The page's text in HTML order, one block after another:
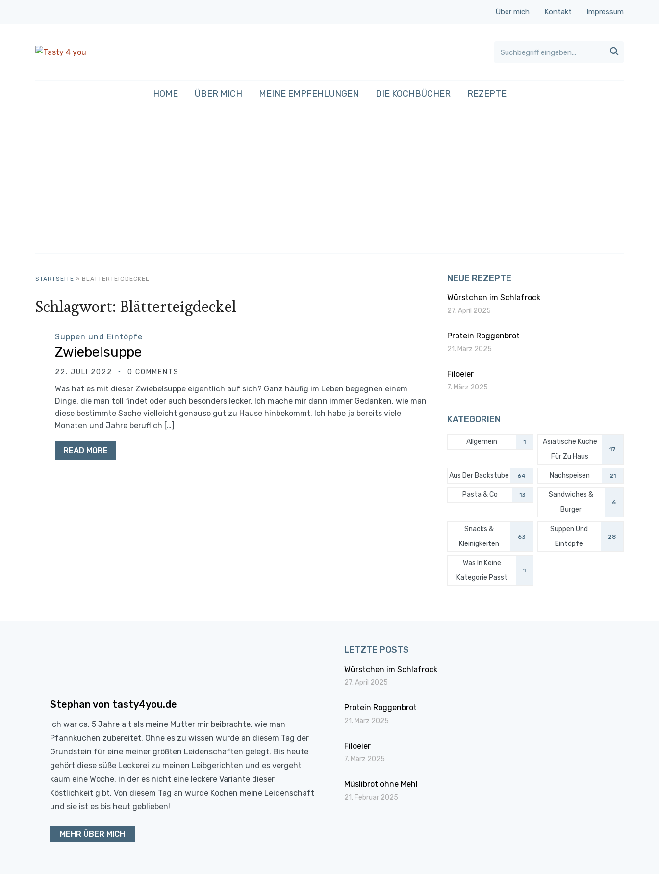
Über mich Kontakt Impressum

HOME ÜBER MICH MEINE EMPFEHLUNGEN DIE KOCHBÜCHER REZEPTE
STARTSEITE » BLÄTTERTEIGDECKEL
Schlagwort: Blätterteigdeckel
Suppen und Eintöpfe
Zwiebelsuppe
22. JULI 2022 0 COMMENTS
Was hat es mit dieser Zwiebelsuppe eigentlich auf sich? Ganz häufig im Leben begegnen einem
Dinge, die man toll findet oder auch besonders lecker. Ich mache mir dann immer Gedanken, wie man
diese bestimmte Sache vielleicht genauso gut zu Hause hinbekommt. Ich habe ja bereits viele
Monaten und Jahre beruflich […]
READ MORE
NEUE REZEPTE
Würstchen im Schlafrock
27. April 2025
Protein Roggenbrot
21. März 2025
Filoeier
7. März 2025
KATEGORIEN
Allgemein 1
Asiatische Küche
Für Zu Haus
17
Aus Der Backstube 64 Nachspeisen 21
Pasta & Co 13
Sandwiches &
Burger
6
Snacks &
Kleinigkeiten
63
Suppen Und
Eintöpfe
28
Was In Keine
Kategorie Passt
1
Stephan von tasty4you.de
Ich war ca. 5 Jahre alt als meine Mutter mir beibrachte, wie man
Pfannkuchen zubereitet. Ohne es zu wissen wurde an diesem Tag der
Grundstein für eine meiner größten Leidenschaften gelegt. Bis heute
gehört diese süße Leckerei zu meinen Leibgerichten und es vergeht
kaum eine Woche, in der es nicht eine leckere Variante dieser
Köstlichkeit gibt. Von diesem Tag an wurde Kochen meine Leidenschaft
und sie ist es bis heut geblieben!
MEHR ÜBER MICH
LETZTE POSTS
Würstchen im Schlafrock
27. April 2025
Protein Roggenbrot
21. März 2025
Filoeier
7. März 2025
Müslibrot ohne Mehl
21. Februar 2025